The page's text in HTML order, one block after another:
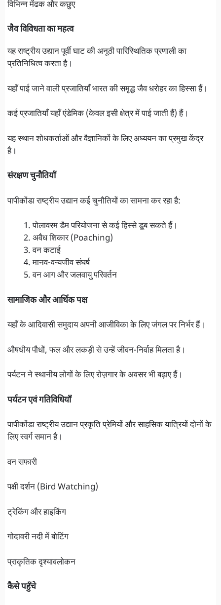
विभिन्न मेंढक और कछुए
जैव विविधता का महत्व
यह राष्ट्रीय उद्यान पूर्वी घाट की अनूठी पारिस्थितिक प्रणाली का
प्रतिनिधित्व करता है।
यहाँ पाई जाने वाली प्रजातियाँ भारत की समृद्ध जैव धरोहर का हिस्सा हैं।
कई प्रजातियाँ यहाँ एंडेमिक (केवल इसी क्षेत्र में पाई जाती हैं) हैं।
यह स्थान शोधकर्ताओं और वैज्ञानिकों के लिए अध्ययन का प्रमुख केंद्र
है।
संरक्षण चुनौतियाँ
पापीकोंडा राष्ट्रीय उद्यान कई चुनौतियों का सामना कर रहा है:
पोलावरम डैम परियोजना से कई हिस्से डूब सकते हैं।
अवैध शिकार (Poaching)
वन कटाई
मानव-वन्यजीव संघर्ष
वन आग और जलवायु परिवर्तन
सामाजिक और आर्थिक पक्ष
यहाँ के आदिवासी समुदाय अपनी आजीविका के लिए जंगल पर निर्भर हैं।
औषधीय पौधों, फल और लकड़ी से उन्हें जीवन-निर्वाह मिलता है।
पर्यटन ने स्थानीय लोगों के लिए रोज़गार के अवसर भी बढ़ाए हैं।
पर्यटन एवं गतिविधियाँ
पापीकोंडा राष्ट्रीय उद्यान प्रकृति प्रेमियों और साहसिक यात्रियों दोनों के
लिए स्वर्ग समान है।
वन सफारी
पक्षी दर्शन (Bird Watching)
ट्रेकिंग और हाइकिंग
गोदावरी नदी में बोटिंग
प्राकृतिक दृश्यावलोकन
कैसे पहुँचे